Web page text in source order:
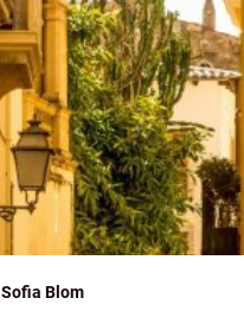
Sofia Blom